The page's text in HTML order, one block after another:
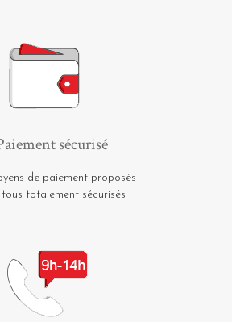
sécurisé
de paiement proposés
totalement sécurisés